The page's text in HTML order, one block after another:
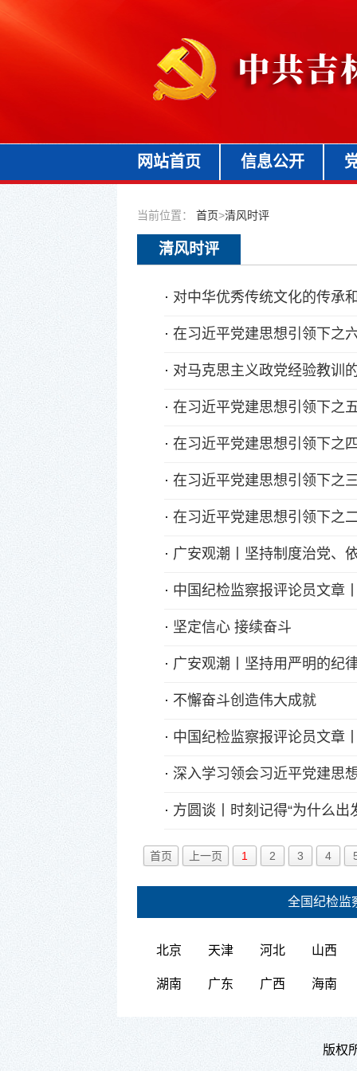
网站首页 信息公开
当前位置： 首页>清风时评
清风时评
· 对中华优秀传统文化的传承
· 在习近平党建思想引领下之
· 对马克思主义政党经验教训
· 在习近平党建思想引领下之
· 在习近平党建思想引领下之
· 在习近平党建思想引领下之
· 在习近平党建思想引领下之
· 广安观潮丨坚持制度治党、
· 中国纪检监察报评论员文章
· 坚定信心 接续奋斗
· 广安观潮丨坚持用严明的纪
· 不懈奋斗创造伟大成就
· 中国纪检监察报评论员文章
· 深入学习领会习近平党建思
· 方圆谈丨时刻记得“为什么出
首页 上一页 1 2 3 4
全国纪检监
北京 天津 河北 山西
湖南 广东 广西 海南
版权